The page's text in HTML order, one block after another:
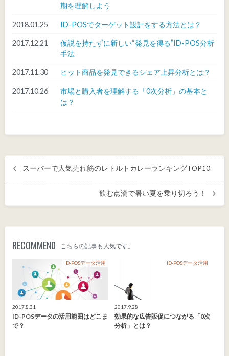
期を理解しよう
2018.01.25 ID-POSでターゲット設計をする方法とは？
2017.12.21
仮説を持たずに新しい“発見を得る”ID-POS分析
手法
2017.11.30 ヒット商品を発見できるシェア上昇分析とは？
2017.10.26
市場と購入者を理解する「0次分析」の基本と
は？
スーパーで人気売れ筋のレトルトカレーランキングTOP10
飲む点滴で暑い夏を乗り切ろう！
RECOMMEND こちらの記事も人気です。
ID-POSデータ活用
2017.8.31
ID-POSデータの活用範囲はどこま
で？
ID-POSデータ活用
2017.9.28
効果的な広告販促につながる「0次
分析」とは？